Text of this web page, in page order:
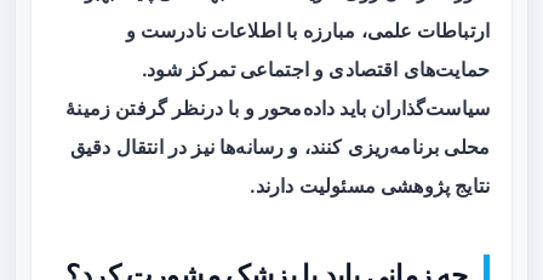
ارتباطات علمی، مبارزه با اطلاعات نادرست و
حمایت‌های اقتصادی و اجتماعی تمرکز شود.
سیاست‌گذاران باید داده‌محور و با درنظر گرفتن زمینهٔ
محلی برنامه‌ریزی کنند، و رسانه‌ها نیز در انتقال دقیق
نتایج پژوهشی مسئولیت دارند.